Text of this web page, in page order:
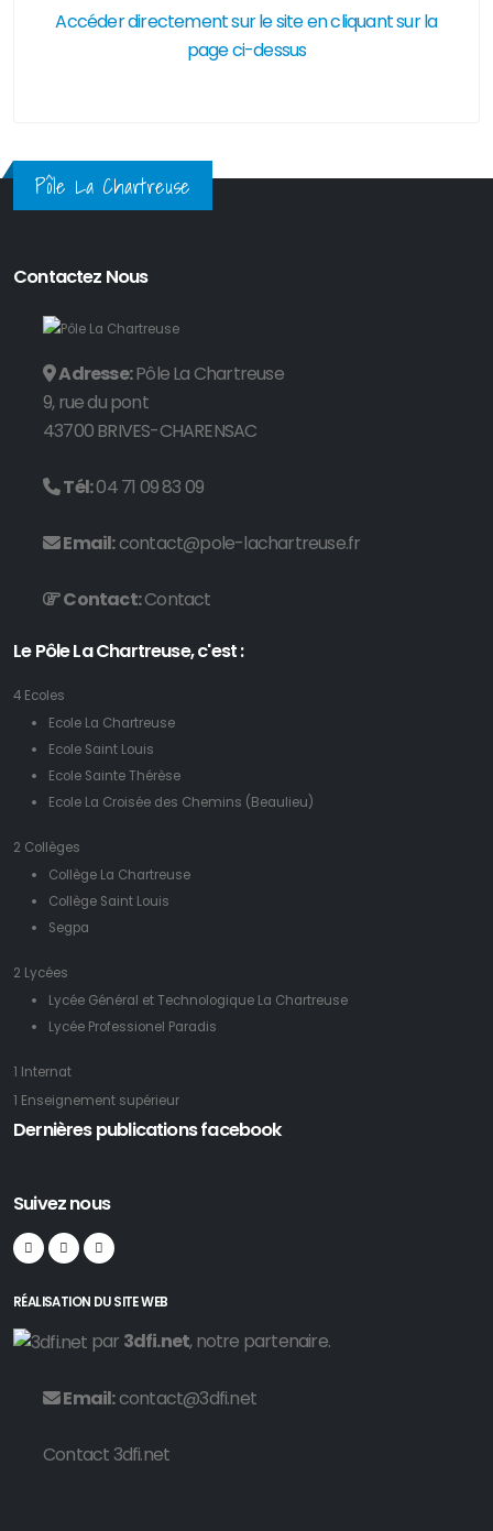
Accéder directement sur le site en cliquant sur la
page ci-dessus
Pôle La Chartreuse
Contactez Nous
Adresse:Pôle La Chartreuse
9, rue du pont
43700 BRIVES-CHARENSAC
Tél:04 71 09 83 09
Email:contact@pole-lachartreuse.fr
Contact:Contact
Le Pôle La Chartreuse, c'est :
4 Ecoles
Ecole La Chartreuse
Ecole Saint Louis
Ecole Sainte Thérèse
Ecole La Croisée des Chemins (Beaulieu)
2 Collèges
Collège La Chartreuse
Collège Saint Louis
Segpa
2 Lycées
Lycée Général et Technologique La Chartreuse
Lycée Professionel Paradis
1 Internat
1 Enseignement supérieur
Dernières publications facebook
Suivez nous
RÉALISATION DU SITE WEB
par 3dfi.net, notre partenaire.
Email:contact@3dfi.net
Contact 3dfi.net